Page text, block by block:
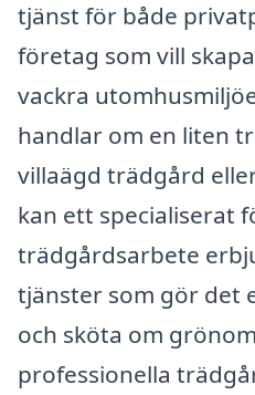
tjänst för både
företag som vill
vackra
handlar om en liten
villaägd trädgård
kan ett specialiserat
trädgårdsarbete
tjänster som gör det
och sköta om
professionella